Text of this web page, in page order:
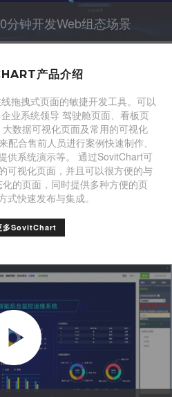
分钟开发Web组态场景
产品介绍
拖拽式页面的敏捷开发工具。可以
业系统领导 驾驶舱页面、看板页
数据可视化页面及常用的可视化
合售前人员进行案例快速制作、
供系统演示等。 通过SovitChart可
可视化页面，并且可以很方便的与
的页面，同时提供多种方便的页
式快速发布与集成。
多SovitChart